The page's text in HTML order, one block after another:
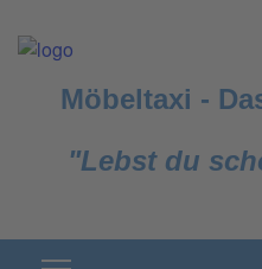
Möbeltaxi -
"Lebst du